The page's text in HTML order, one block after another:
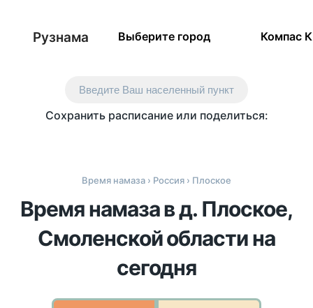
Рузнама Выберите город Компас
Введите Ваш населенный пункт
Сохранить расписание или поделиться:
Время намаза › Россия › Плоское
Время намаза в д. Плоское,
Смоленской области на
сегодня